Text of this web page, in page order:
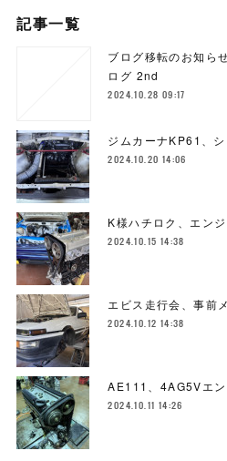
記事一覧
ブログ移転のお知
ログ 2nd
2024.10.28 09:17
ジムカーナKP61、
2024.10.20 14:06
K様ハチロク、エン
2024.10.15 14:38
エビス走行会、事前
2024.10.12 14:38
AE111、4AG5Vエ
2024.10.11 14:26